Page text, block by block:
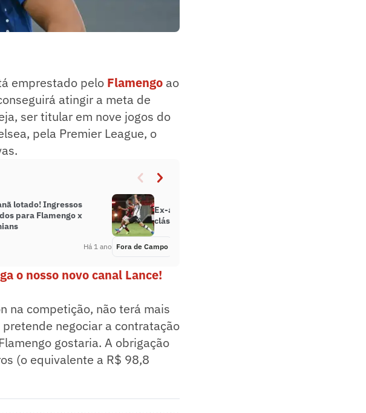
emprestado pelo Flamengo ao
atingir a meta de
ser titular em nove jogos do
pela Premier League, o
lotado! Ingressos
para Flamengo x
Há 1 ano
Ex-árbitro admite erro grave em
clássico entre Flamengo e Vasco
Fora de Campo
o nosso novo canal Lance!
na competição, não terá mais
negociar a contratação
gostaria. A obrigação
(o equivalente a R$ 98,8